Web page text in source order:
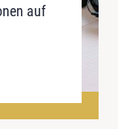
auf